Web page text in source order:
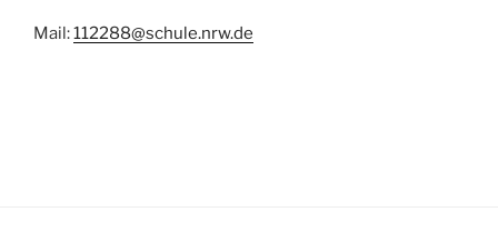
Mail:112288@schule.nrw.de